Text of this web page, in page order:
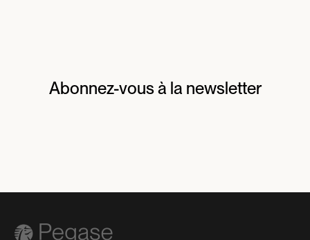
Abonnez-vous à la newsletter